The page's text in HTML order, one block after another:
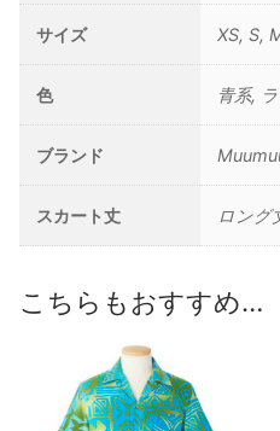
サイズ XS, S,
色 青系,
ブランド
スカート丈 ロング
こちらもおすすめ…